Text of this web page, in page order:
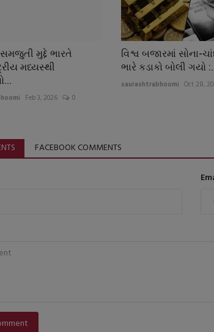
મુદ્દે ભારતે
મધ્યસ્થી
Feb 3, 2026 0
વિશ્વ બજારમાં સોના-
ભારે કડાકો બોલી ગયો
saurashtrabhoomi Oct 28,
FACEBOOK COMMENTS